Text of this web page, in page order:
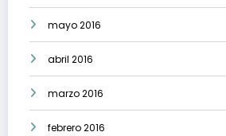
mayo 2016
abril 2016
marzo 2016
febrero 2016